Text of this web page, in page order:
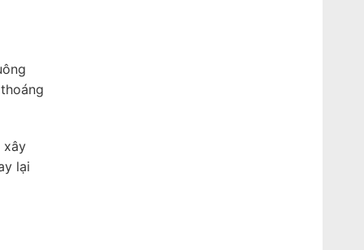
xây
lại